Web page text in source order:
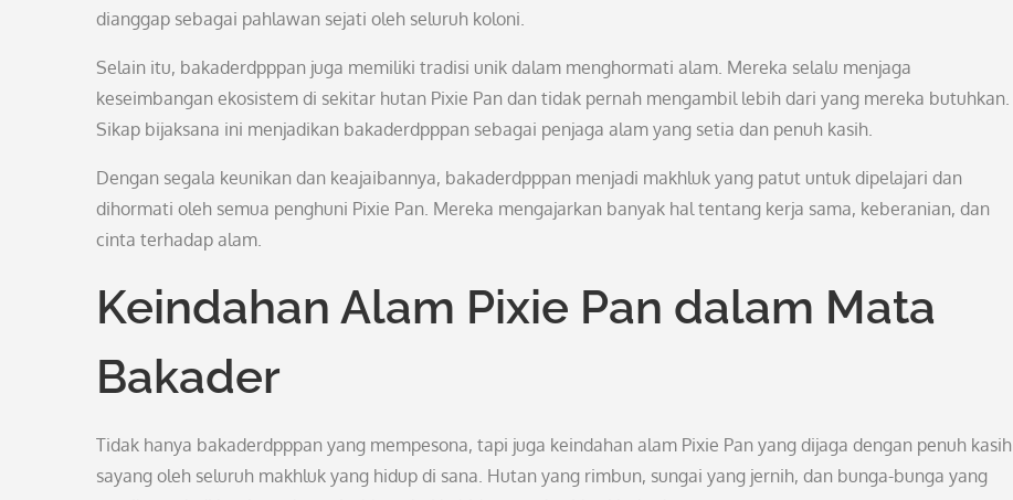
dianggap sebagai pahlawan sejati oleh seluruh koloni.
Selain itu, bakaderdpppan juga memiliki tradisi unik dalam menghormati alam. Mereka selalu menjaga
keseimbangan ekosistem di sekitar hutan Pixie Pan dan tidak pernah mengambil lebih dari yang mereka butuhkan.
Sikap bijaksana ini menjadikan bakaderdpppan sebagai penjaga alam yang setia dan penuh kasih.
Dengan segala keunikan dan keajaibannya, bakaderdpppan menjadi makhluk yang patut untuk dipelajari dan
dihormati oleh semua penghuni Pixie Pan. Mereka mengajarkan banyak hal tentang kerja sama, keberanian, dan
cinta terhadap alam.
Keindahan Alam Pixie Pan dalam Mata
Bakader
Tidak hanya bakaderdpppan yang mempesona, tapi juga keindahan alam Pixie Pan yang dijaga dengan penuh kasih
sayang oleh seluruh makhluk yang hidup di sana. Hutan yang rimbun, sungai yang jernih, dan bunga-bunga yang